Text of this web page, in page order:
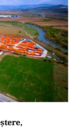
Saudită,
militare